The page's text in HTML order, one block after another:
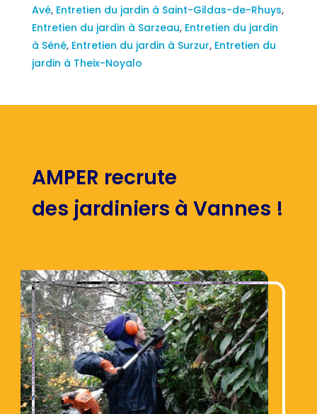
Avé, Entretien du jardin à Saint-Gildas-de-Rhuys,
Entretien du jardin à Sarzeau, Entretien du jardin
à Séné, Entretien du jardin à Surzur, Entretien du
jardin à Theix-Noyalo
AMPER recrute
des jardiniers à Vannes !